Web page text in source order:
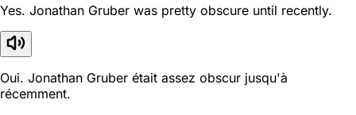
Yes. Jonathan Gruber was pretty obscure until recently.
Oui. Jonathan Gruber était assez obscur jusqu'à
récemment.